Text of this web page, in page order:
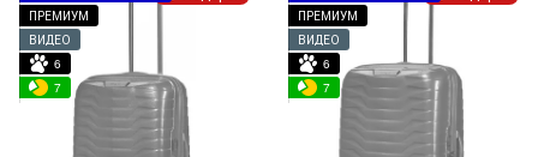
ПРЕМИУМ
ВИДЕО
6
7
ПРЕМИУМ
ВИДЕО
6
7